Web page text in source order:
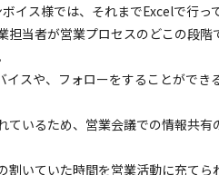
イス様では、それまでExcelで行
担当者が営業プロセスのどこの段
イスや、フォローをすることがで
ているため、営業会議での情報共
いていた時間を営業活動に充てら